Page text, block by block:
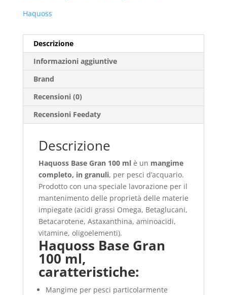
Haquoss
Descrizione
Informazioni aggiuntive
Brand
Recensioni (0)
Recensioni Feedaty
Descrizione
Haquoss Base Gran 100 mlè un mangime
completo, in granuli, per pesci d’acquario.
Prodotto con una speciale lavorazione per il
mantenimento delle proprietà delle materie
impiegate (acidi grassi Omega, Betaglucani,
Betacarotene, Astaxanthina, aminoacidi,
vitamine, oligoelementi).
Haquoss Base Gran
100 ml,
caratteristiche:
Mangime per pesci particolarmente